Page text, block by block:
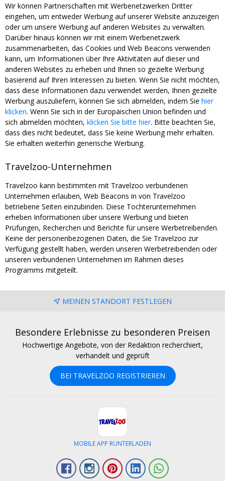
Wir können Partnerschaften mit Werbenetzwerken Dritter
eingehen, um entweder Werbung auf unserer Website anzuzeigen
oder um unsere Werbung auf anderen Websites zu verwalten.
Darüber hinaus können wir mit einem Werbenetzwerk
zusammenarbeiten, das Cookies und Web Beacons verwenden
kann, um Informationen über Ihre Aktivitäten auf dieser und
anderen Websites zu erheben und Ihnen so gezielte Werbung
basierend auf Ihren Interessen zu bieten. Wenn Sie nicht möchten,
dass diese Informationen dazu verwendet werden, Ihnen gezielte
Werbung auszuliefern, können Sie sich abmelden, indem Sie hier
klicken. Wenn Sie sich in der Europäischen Union befinden und
sich abmelden möchten, klicken Sie bitte hier. Bitte beachten Sie,
dass dies nicht bedeutet, dass Sie keine Werbung mehr erhalten.
Sie erhalten weiterhin generische Werbung.
Travelzoo-Unternehmen
Travelzoo kann bestimmten mit Travelzoo verbundenen
Unternehmen erlauben, Web Beacons in von Travelzoo
betriebene Seiten einzubinden. Diese Tochterunternehmen
erheben Informationen über unsere Werbung und bieten
Prüfungen, Recherchen und Berichte für unsere Werbetreibenden.
Keine der personenbezogenen Daten, die Sie Travelzoo zur
Verfügung gestellt haben, werden unseren Werbetreibenden oder
unseren verbundenen Unternehmen im Rahmen dieses
Programms mitgeteilt.
MEINEN STANDORT FESTLEGEN
Besondere Erlebnisse zu besonderen Preisen
Hochwertige Angebote, von der Redaktion recherchiert,
verhandelt und geprüft
BEI TRAVELZOO REGISTRIEREN
MOBILE APP RUNTERLADEN
FacebookInstagramPinterestLinkedIn